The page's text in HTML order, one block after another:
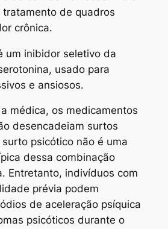
de quadros
crônica.
um inibidor seletivo da
usado para
e ansiosos.
médica, os medicamentos
desencadeiam surtos
surto psicótico não é uma
dessa combinação
Entretanto, indivíduos com
prévia podem
de aceleração psíquica
psicóticos durante o